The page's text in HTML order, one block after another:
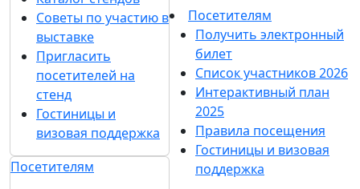
Советы по участию в
выставке
Пригласить
посетителей на
стенд
Гостиницы и
визовая поддержка
Посетителям
Посетителям
Получить электронный
билет
Список участников 2026
Интерактивный план
2025
Правила посещения
Гостиницы и визовая
поддержка